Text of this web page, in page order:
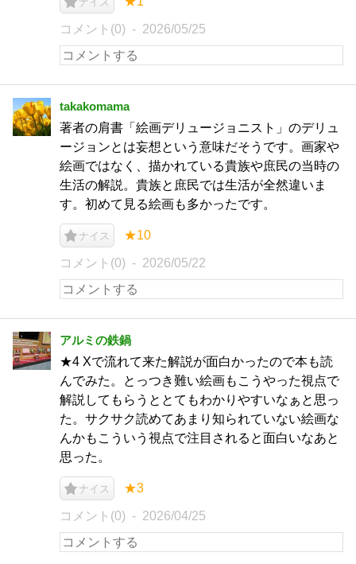
コメント(0) 2026/05/25
takakomama
著者の肩書「絵画デリュージョニスト」のデリュ
ージョンとは妄想という意味だそうです。画家や
絵画ではなく、描かれている貴族や庶民の当時の
生活の解説。貴族と庶民では生活が全然違いま
す。初めて見る絵画も多かったです。
ナイス ★10
コメント(0) 2026/05/22
アルミの鉄鍋
★4 Xで流れて来た解説が面白かったので本も読
んでみた。とっつき難い絵画もこうやった視点で
解説してもらうととてもわかりやすいなぁと思っ
た。サクサク読めてあまり知られていない絵画な
んかもこういう視点で注目されると面白いなあと
思った。
ナイス ★3
コメント(0) 2026/04/25